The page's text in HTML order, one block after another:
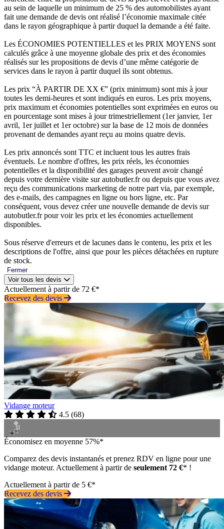
au sein de laquelle un minimum de 25 % des automobilistes ayant
fait une demande de devis ont réalisé l’économie maximale citée
dans le rayon géographique à partir duquel la demande a été faite.
Les ÉCONOMIES POTENTIELLES et les PRIX MOYENS sont
calculés grâce à une moyenne globale des prix et des économies
réalisés sur les propositions de devis d’une même catégorie de
services dans le rayon à partir duquel ils sont obtenus.
Les prix “À PARTIR DE XX €” (prix minimum) sont mis à jour
toutes les demi-heures et sont indiqués en euros. Les prix moyens,
prix maximum et économies potentielles sont exprimées en euros ou
en pourcentage sont mises à jour trimestriellement (1er janvier, 1er
avril, 1er juillet et 1er octobre) sur la base de 12 mois de données
provenant de demandes ayant reçu au moins quatre devis.
Les prix annoncés sont TTC et incluent tous les autres frais
éventuels. Le nombre d'offres, les prix réels, les économies
potentielles et la disponibilité des garages peuvent avoir changé
depuis votre dernière visite sur autobutler.fr ou depuis que vous avez
reçu des communications marketing de notre part via, par exemple,
des e-mails, des campagnes en ligne ou hors ligne, etc. Par
conséquent, vous devez créer une nouvelle demande de devis sur
autobutler.fr pour voir les prix et les économies actuellement
disponibles.
Sous réserve d'erreurs et de lacunes dans le contenu, les prix et les
descriptions de l'offre, ainsi que pour les pièces détachées en rupture
de stock.
Fermer
Voir tous les devis
Actuellement à partir de 72 €*
Recevez des devis
Vidange moteur
4.5 (68)
Économisez en moyenne 57%*
Comparez des devis instantanés et prenez RDV en ligne pour une
vidange moteur. Actuellement à partir de seulement 72 €* !
Actuellement à partir de 5 €*
Recevez des devis